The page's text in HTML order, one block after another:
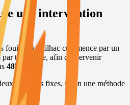
une intervention
fouines àTailhac commence par un
téléphone, afin d’intervenir
48h
passages fixes, selon une méthode